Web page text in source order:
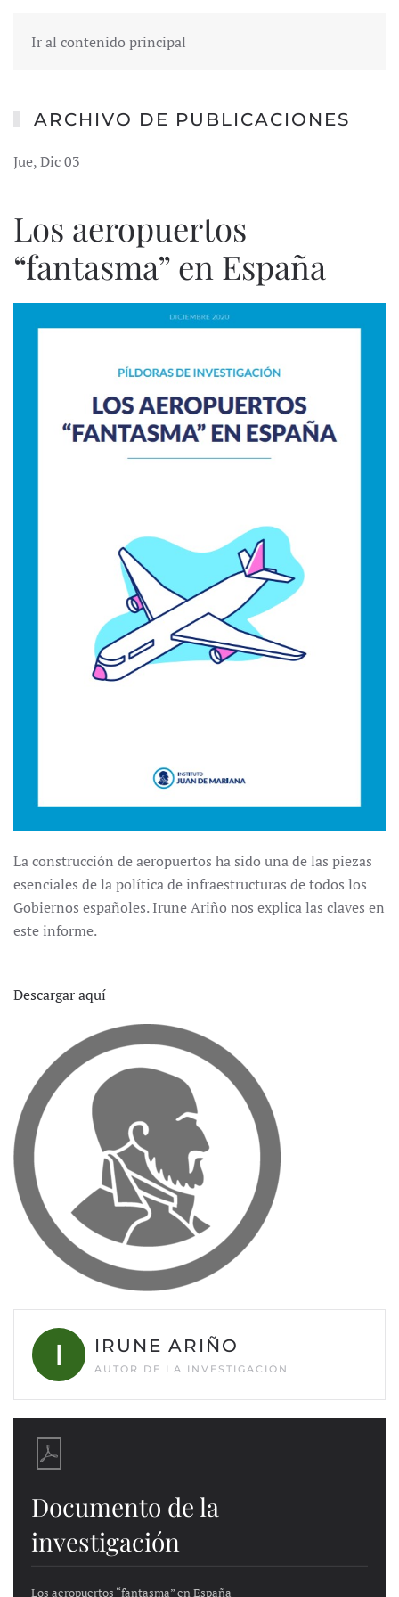
Ir al contenido principal
ARCHIVO DE PUBLICACIONES
Jue, Dic 03
Los aeropuertos
“fantasma” en España
La construcción de aeropuertos ha sido una de las piezas
esenciales de la política de infraestructuras de todos los
Gobiernos españoles. Irune Ariño nos explica las claves en
este informe.
Descargar aquí
IRUNE ARIÑO
AUTOR DE LA INVESTIGACIÓN
Documento de la
investigación
Los aeropuertos “fantasma” en España